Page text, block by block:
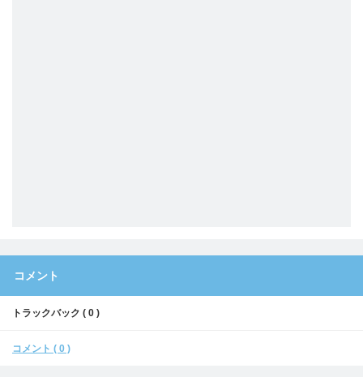
コメント
トラックバック ( 0 )
コメント ( 0 )